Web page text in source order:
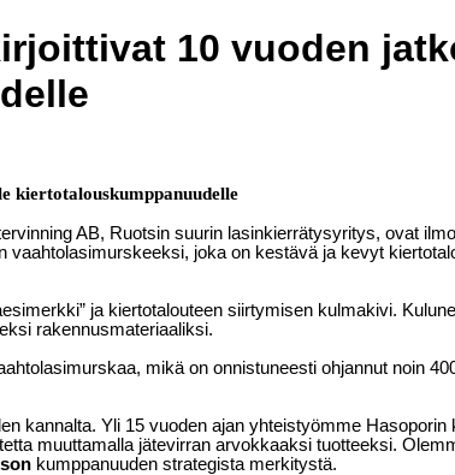
10 vuoden
kiertotalouskumppanuudelle
AB, Ruotsin suurin lasinkierrätysyritys, ovat
joka on kestävä ja kevyt
ja kiertotalouteen siirtymisen kulmakivi.
rakennusmateriaaliksi.
mikä on onnistuneesti ohjannut noin
kannalta. Yli 15 vuoden ajan yhteistyömme
muuttamalla jätevirran arvokkaaksi tuotteeksi.
kumppanuuden strategista merkitystä.